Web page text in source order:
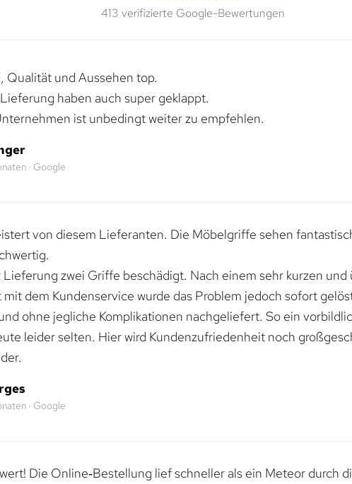
413 verifizierte Google-Bewertungen
Qualität und Aussehen top.
haben auch super geklappt.
ist unbedingt weiter zu empfehlen.
· Google
von diesem Lieferanten. Die Möbelgriffe sehen
zwei Griffe beschädigt. Nach einem sehr kurzen und
dem Kundenservice wurde das Problem jedoch sofort
ohne jegliche Komplikationen nachgeliefert. So ein
leider selten. Hier wird Kundenzufriedenheit noch
· Google
Die Online‑Bestellung lief schneller als ein Meteor durch